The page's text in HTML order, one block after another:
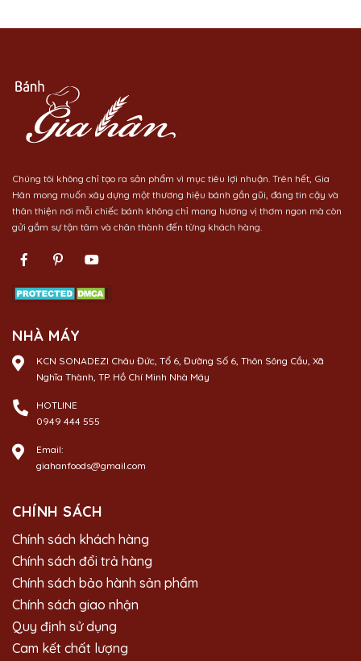
Chúng tôi không chỉ tạo ra sản phẩm vì mục tiêu lợi nhuận. Trên hết, Gia
Hân mong muốn xây dựng một thương hiệu bánh gần gũi, đáng tin cậy và
thân thiện nơi mỗi chiếc bánh không chỉ mang hương vị thơm ngon mà còn
gửi gắm sự tận tâm và chân thành đến từng khách hàng.
NHÀ MÁY
KCN SONADEZI Châu Đức, Tổ 6, Đường Số 6, Thôn Sông Cầu, Xã
Nghĩa Thành, TP. Hồ Chí Minh Nhà Máy
HOTLINE
0949 444 555
Email:
giahanfoods@gmail.com
CHÍNH SÁCH
Chính sách khách hàng
Chính sách đổi trả hàng
Chính sách bảo hành sản phẩm
Chính sách giao nhận
Quy định sử dụng
Cam kết chất lượng